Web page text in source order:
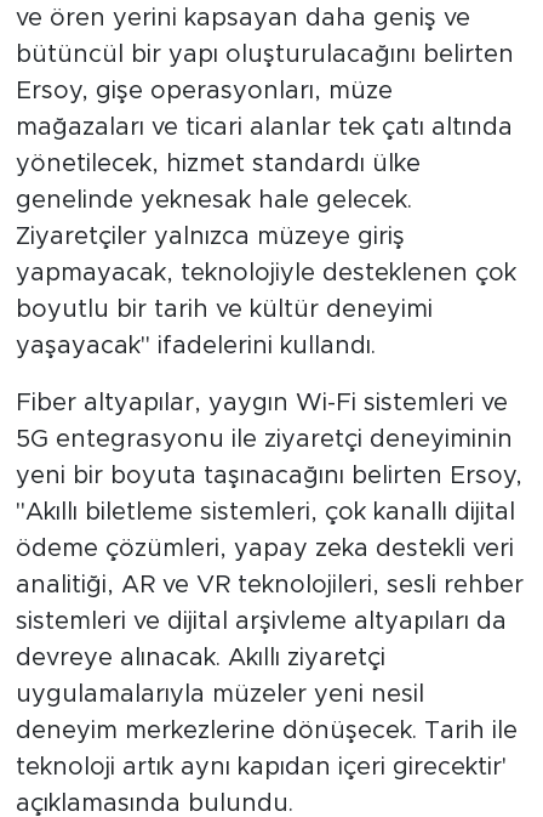
ve ören yerini kapsayan daha geniş ve
bütüncül bir yapı oluşturulacağını belirten
Ersoy, gişe operasyonları, müze
mağazaları ve ticari alanlar tek çatı altında
yönetilecek, hizmet standardı ülke
genelinde yeknesak hale gelecek.
Ziyaretçiler yalnızca müzeye giriş
yapmayacak, teknolojiyle desteklenen çok
boyutlu bir tarih ve kültür deneyimi
yaşayacak'' ifadelerini kullandı.
Fiber altyapılar, yaygın Wi-Fi sistemleri ve
5G entegrasyonu ile ziyaretçi deneyiminin
yeni bir boyuta taşınacağını belirten Ersoy,
''Akıllı biletleme sistemleri, çok kanallı dijital
ödeme çözümleri, yapay zeka destekli veri
analitiği, AR ve VR teknolojileri, sesli rehber
sistemleri ve dijital arşivleme altyapıları da
devreye alınacak. Akıllı ziyaretçi
uygulamalarıyla müzeler yeni nesil
deneyim merkezlerine dönüşecek. Tarih ile
teknoloji artık aynı kapıdan içeri girecektir'
açıklamasında bulundu.